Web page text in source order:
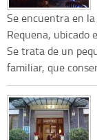
Se encuentra en
Requena, ubicado
Se trata de un
familiar, que